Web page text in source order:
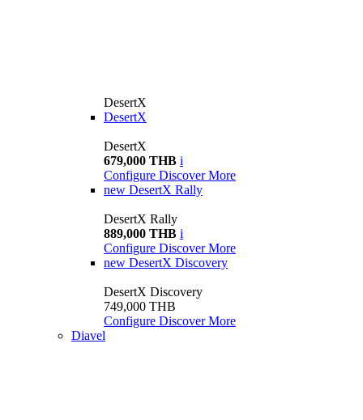
DesertX
DesertX
DesertX
679,000 THB i
Configure Discover More
new DesertX Rally
DesertX Rally
889,000 THB i
Configure Discover More
new DesertX Discovery
DesertX Discovery
749,000 THB
Configure Discover More
Diavel